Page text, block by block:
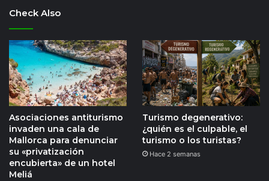
Check Also
Asociaciones antiturismo
invaden una cala de
Mallorca para denunciar
su «privatización
encubierta» de un hotel
Meliá
Turismo degenerativo:
¿quién es el culpable, el
turismo o los turistas?
Hace 2 semanas